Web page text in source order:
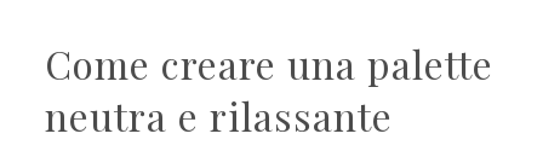
Come creare una palette
neutra e rilassante